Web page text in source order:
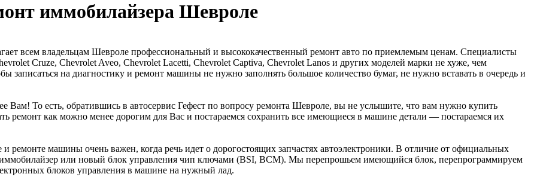
иммобилайзера Шевроле
всем владельцам Шевроле профессиональный и высококачественный ремонт авто по приемлемым ценам. Специалисты
Cruze, Chevrolet Aveo, Chevrolet Lacetti, Chevrolet Captiva, Chevrolet Lanos и других моделей марки не хуже, чем
на диагностику и ремонт машины не нужно заполнять большое количество бумаг, не нужно вставать в очередь и
То есть, обратившись в автосервис Гефест по вопросу ремонта Шевроле, вы не услышите, что вам нужно купить
ремонт как можно менее дорогим для Вас и постараемся сохранить все имеющиеся в машине детали — постараемся их
ремонте машины очень важен, когда речь идет о дорогостоящих запчастях автоэлектроники. В отличие от официальных
иммобилайзер или новый блок управления чип ключами (BSI, BCM). Мы перепрошьем имеющийся блок, перепрограммируем
блоков управления в машине на нужный лад.